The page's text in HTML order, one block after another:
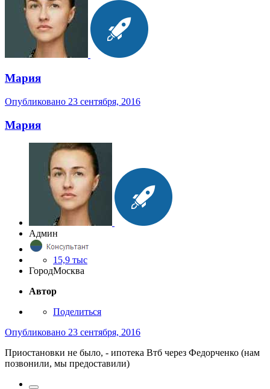
Мария
Опубликовано 23 сентября, 2016
Мария
Админ
15,9 тыс
ГородМосква
Автор
Поделиться
Опубликовано 23 сентября, 2016
Приостановки не было, - ипотека Втб через Федорченко (нам
позвонили, мы предоставили)